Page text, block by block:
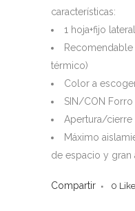
características:
1 hoja+fijo lateral
térmico)
Color a
SIN/CON Forro
Apertura/cierre
Máximo
de espacio y
Compartir 0